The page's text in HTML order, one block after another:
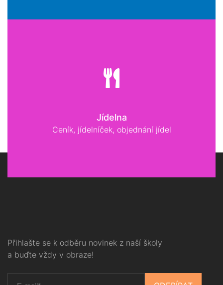
Jídelna
Ceník, jídelníček, objednání jídel
Přihlašte se k odběru novinek z naší školy
a buďte vždy v obraze!